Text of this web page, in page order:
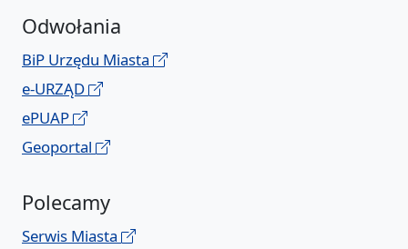
Odwołania
BiP Urzędu Miasta
e-URZĄD
ePUAP
Geoportal
Polecamy
Serwis Miasta